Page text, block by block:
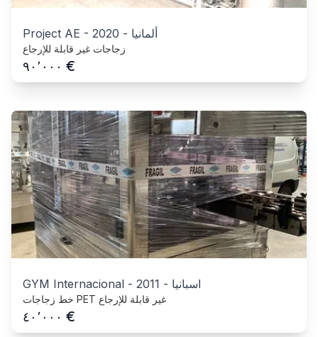
Project AE - 2020 - ألمانيا
زجاجات غير قابلة للإرجاع
٩٠٬٠٠٠ €
GYM Internacional - 2011 - اسبانيا
خط زجاجات PET غير قابلة للإرجاع
٤٠٬٠٠٠ €